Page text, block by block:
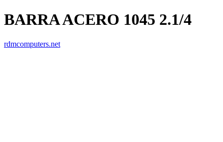
BARRA ACERO 1045 2.1/4
rdmcomputers.net